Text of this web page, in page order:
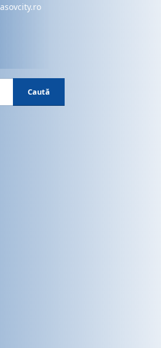
Caută